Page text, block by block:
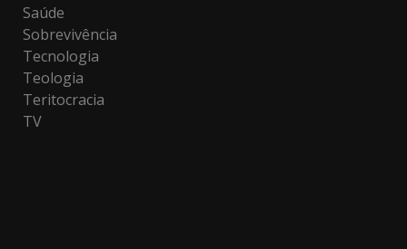
Saúde
Sobrevivência
Tecnologia
Teologia
Teritocracia
TV